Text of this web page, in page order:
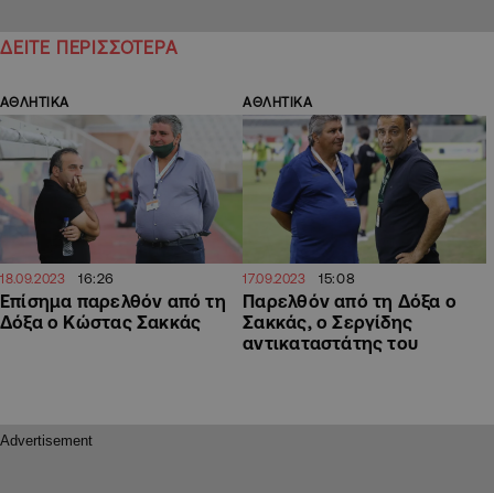
ΔΕΙΤΕ ΠΕΡΙΣΣΟΤΕΡΑ
ΑΘΛΗΤΙΚΑ
18.09.2023 16:26
Επίσημα παρελθόν από τη
Δόξα ο Κώστας Σακκάς
ΑΘΛΗΤΙΚΑ
17.09.2023 15:08
Παρελθόν από τη Δόξα ο
Σακκάς, ο Σεργίδης
αντικαταστάτης του